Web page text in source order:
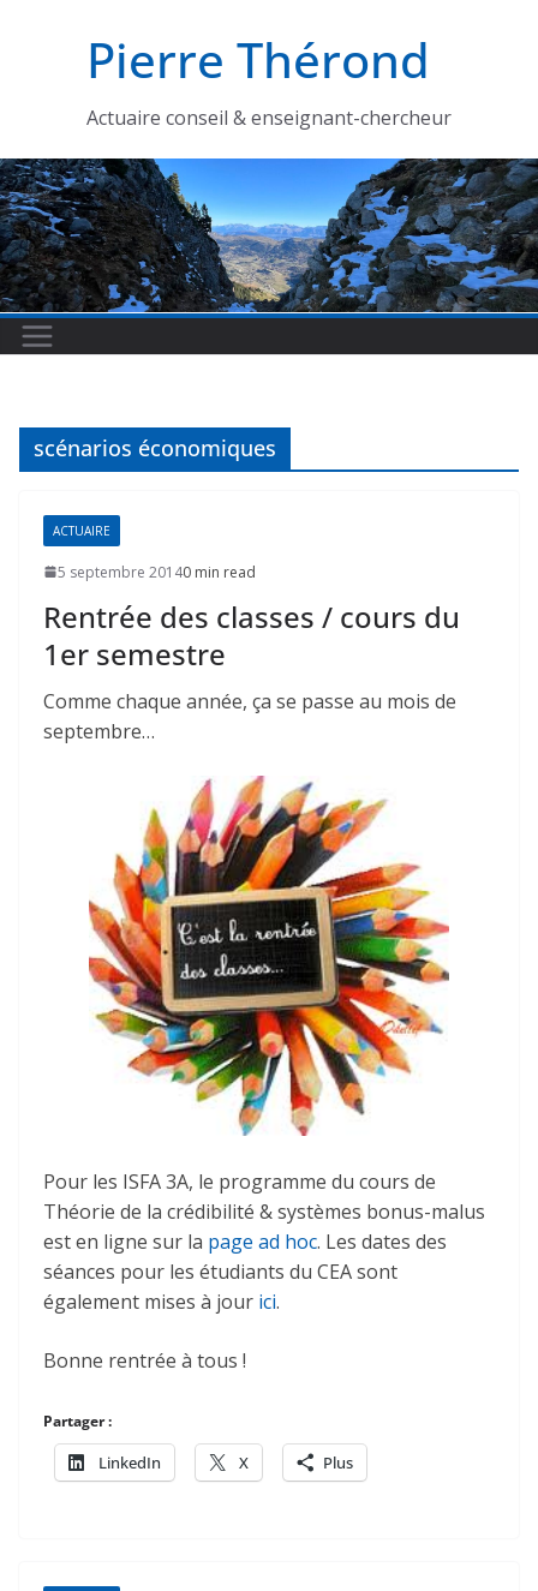
Pierre Thérond
Actuaire conseil & enseignant-chercheur
scénarios économiques
ACTUAIRE
5 septembre 20140 min read
Rentrée des classes / cours du
1er semestre
Comme chaque année, ça se passe au mois de
septembre…
Pour les ISFA 3A, le programme du cours de
Théorie de la crédibilité & systèmes bonus-malus
est en ligne sur la page ad hoc. Les dates des
séances pour les étudiants du CEA sont
également mises à jour ici.
Bonne rentrée à tous !
Partager :
LinkedIn X Plus